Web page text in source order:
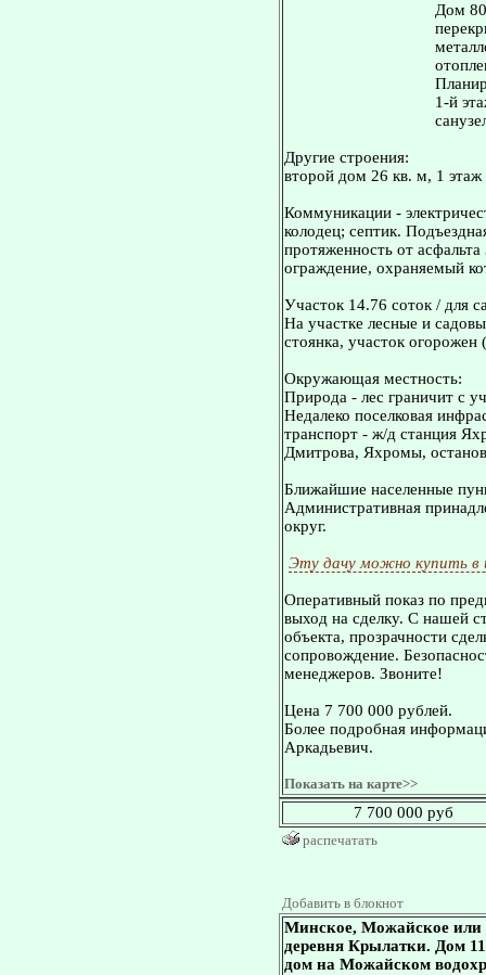
Дом
1-й
Другие строения:
второй дом 26 кв. м, 1
Коммуникации -
колодец; септик.
протяженность от
ограждение, охраняемый
Участок 14.76 соток / для
На участке лесные и
стоянка, участок огорожен
Окружающая местность:
Природа - лес граничит с
Недалеко поселковая
транспорт - ж/д станция
Дмитрова, Яхромы,
Ближайшие населенные
Административная
округ.
Эту дачу можно купить в
Оперативный показ по
выход на сделку. С нашей
объекта, прозрачности
сопровождение.
менеджеров. Звоните!
Цена 7 700 000 рублей.
Более подробная
Аркадьевич.
Показать на карте>>
7 700 000 руб
распечатать
Добавить в блокнот
Минское, Можайское
деревня Крылатки. Дом
дом на Можайском